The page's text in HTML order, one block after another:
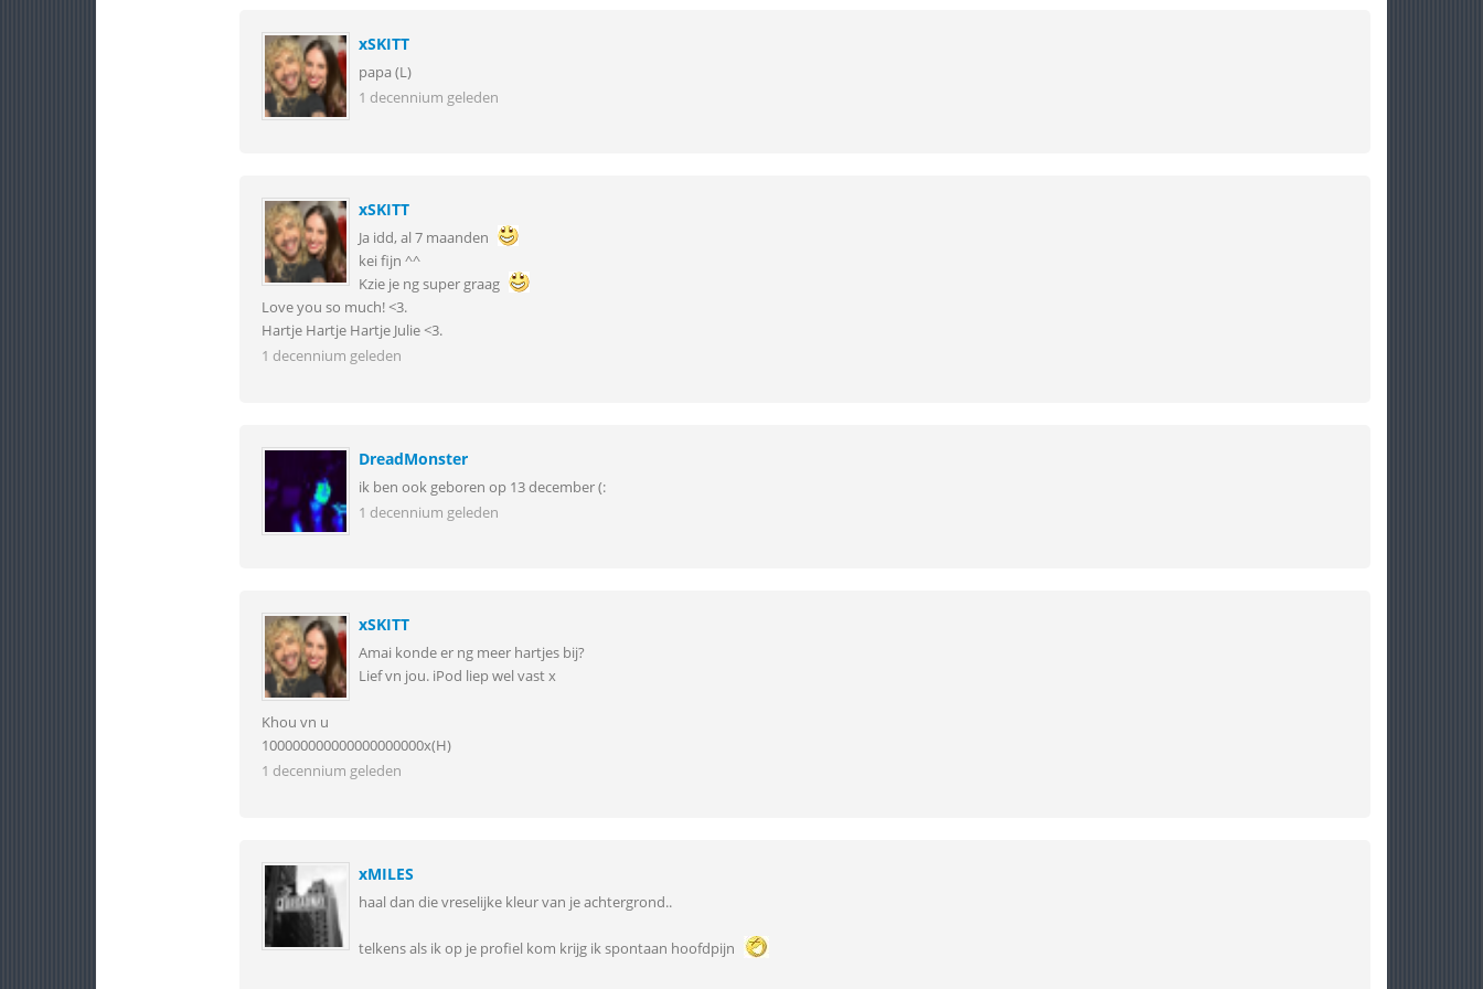
xSKITT
papa (L)
1 decennium geleden
xSKITT
Ja idd, al 7 maanden
kei fijn ^^
Kzie je ng super graag
Love you so much! <3.
Hartje Hartje Hartje Julie <3.
1 decennium geleden
DreadMonster
ik ben ook geboren op 13 december (:
1 decennium geleden
xSKITT
Amai konde er ng meer hartjes bij?
Lief vn jou. iPod liep wel vast x
Khou vn u
100000000000000000000x(H)
1 decennium geleden
xMILES
haal dan die vreselijke kleur van je achtergrond..
telkens als ik op je profiel kom krijg ik spontaan hoofdpijn